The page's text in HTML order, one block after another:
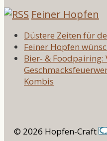
Feiner Hopfen
Düstere Zeiten für
Feiner Hopfen
Bier- & Foodpairing:
Kombis
© 2026 Hopfen-Craft